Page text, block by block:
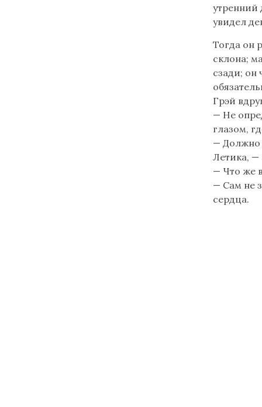
en
russe
bas)
-
disponible
seulement
si
votre
ordinateur
reconnaît
les
caractères
cyrilliques
Читайте
утренний
увидел
Тогда он
склона;
сзади; он
Грэй
— Не
глазом,
— Должно
Летика, —
— Что же
— Сам не
сердца.